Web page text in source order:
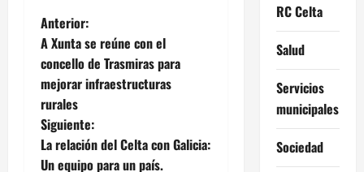
N
a
v
e
Anterior:
A Xunta se reúne con el
concello de Trasmiras para
mejorar infraestructuras
rurales
Siguiente:
La relación del Celta con Galicia:
Un equipo para un país.
RC Celta
Salud
Servicios
municipales
Sociedad